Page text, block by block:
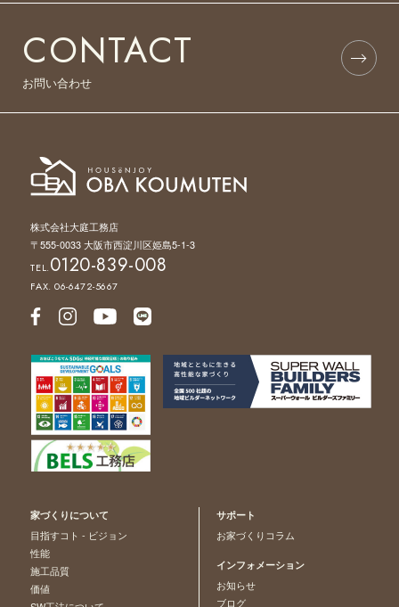
CONTACT
お問い合わせ
株式会社大庭工務店
〒555-0033 大阪市西淀川区姫島5-1-3
TEL.0120-839-008
FAX. 06-6472-5667
家づくりについて
目指すコト - ビジョン
性能
施工品質
価値
サポート
お家づくりコラム
インフォメーション
お知らせ
ブログ